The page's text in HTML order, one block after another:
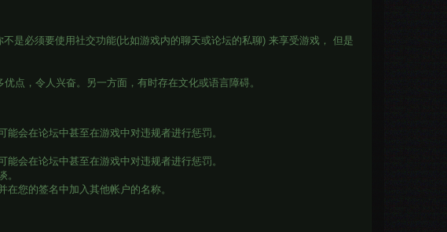
是必须要使用社交功能(比如游戏内的聊天或论坛的私聊) 来享受游戏， 但是
点，令人兴奋。另一方面，有时存在文化或语言障碍。
会在论坛中甚至在游戏中对违规者进行惩罚。
会在论坛中甚至在游戏中对违规者进行惩罚。
。
您的签名中加入其他帐户的名称。